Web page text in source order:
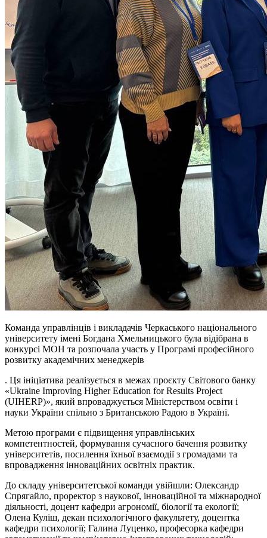
Команда управлінців і викладачів Черкаського національного
університету імені Богдана Хмельницького була відібрана в
конкурсі МОН та розпочала участь у Програмі професійного
розвитку академічних менеджерів
. Ця ініціатива реалізується в межах проєкту Світового банку
«Ukraine Improving Higher Education for Results Project
(UIHERP)», який впроваджується Міністерством освіти і
науки України спільно з Британською Радою в Україні.
Метою програми є підвищення управлінських
компетентностей, формування сучасного бачення розвитку
університетів, посилення їхньої взаємодії з громадами та
впровадження інноваційних освітніх практик.
До складу університетської команди увійшли: Олександр
Спрягайло, проректор з наукової, інноваційної та міжнародної
діяльності, доцент кафедри агрономії, біології та екології;
Олена Куліш, декан психологічного факультету, доцентка
кафедри психології; Галина Луценко, професорка кафедри